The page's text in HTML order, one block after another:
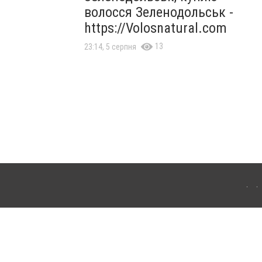
волосся Зеленодольськ -
https://Volosnatural.com
23:14, 5 серпня 13